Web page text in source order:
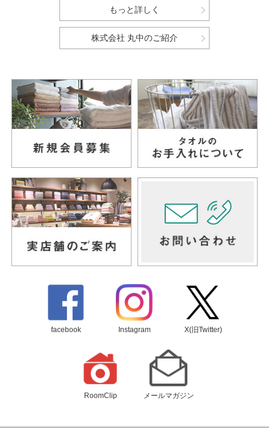
もっと詳しく
株式会社 丸中のご紹介
facebook Instagram X(旧Twitter)
RoomClip メールマガジン